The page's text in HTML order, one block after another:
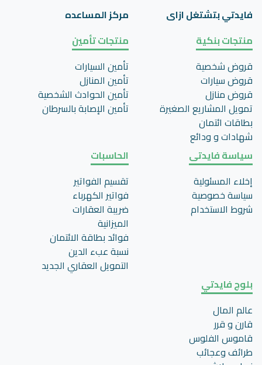
فايدتي بتشتغل ازاى
مركز المساعده
منتجات بنكية
قروض شخصية
قروض سيارات
قروض منازل
تمويل المشاريع الصغيرة
بطاقات ائتمان
شهادات و ودائع
منتجات تأمين
تأمين السيارات
تأمين المنازل
تأمين الحوادث الشخصية
تأمين اﻹصابة بالسرطان
سياسة فايدتى
إخلاء المسئولية
سياسة خصوصية
شروط الاستخدام
الحاسبات
تقسيم الفواتير
فواتير الكهرباء
ضريبة العقارات
الميزانية
فوائد بطاقة الائتمان
نسبة عبء الدين
التمويل العقاري الجديد
بلوج فايدتي
عالم المال
قارن و قرر
قاموس الفلوس
طرائف وعجائب